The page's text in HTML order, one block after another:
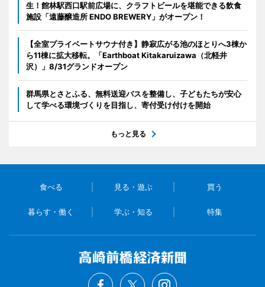
生！館林駅西口駅前広場に、クラフトビールを堪能できる飲食
施設「遠藤醸造所 ENDO BREWERY」がオープン！
【全室プライベートサウナ付き】静寂広がる池のほとりへ3棟か
ら11棟に拡大移転。「Earthboat Kitakaruizawa（北軽井
沢）」8/31グランドオープン
群馬県とさとふる、無料送迎バスを整備し、子どもたちが安心
して学べる環境づくりを目指し、寄付受け付けを開始
もっと見る
食べる 見る・遊ぶ 買う
暮らす・働く 学ぶ・知る 特集